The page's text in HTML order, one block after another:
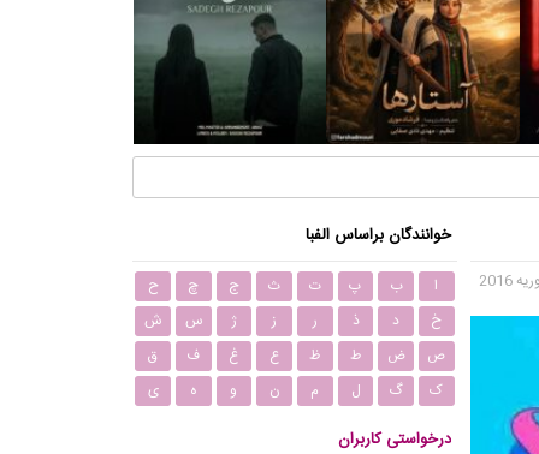
خوانندگان براساس الفبا
ا ب پ ت ث ج چ
ح
خ
د ذ ر ز ژ س
ش
ص
ض ط ظ ع غ ف
ق
ک
گ ل م ن و ه ی
درخواستی کاربران